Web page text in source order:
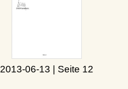
2013-06-13 | Seite 12